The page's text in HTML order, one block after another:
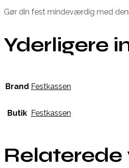
Gør din fest mindeværdig med
Yderligere
Brand Festkassen
Butik Festkassen
Relaterede